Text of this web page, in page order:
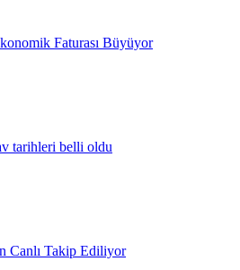
Faturası Büyüyor
tarihleri belli oldu
Canlı Takip Ediliyor